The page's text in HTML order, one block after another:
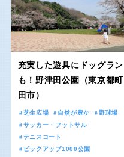
香川
高知
福岡
充実した遊具にドッグラン
も！野津田公園（東京都町
田市）
芝生広場 自然が豊か
野球場
サッカー・フットサル
テニスコート
ピックアップ1000公園